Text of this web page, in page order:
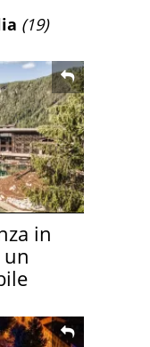
(19)
in